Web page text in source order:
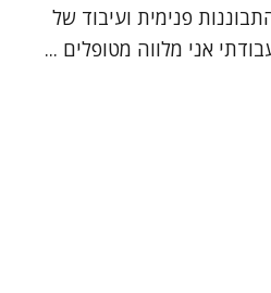
פנימית ועיבוד של
אני מלווה מטופלים ...